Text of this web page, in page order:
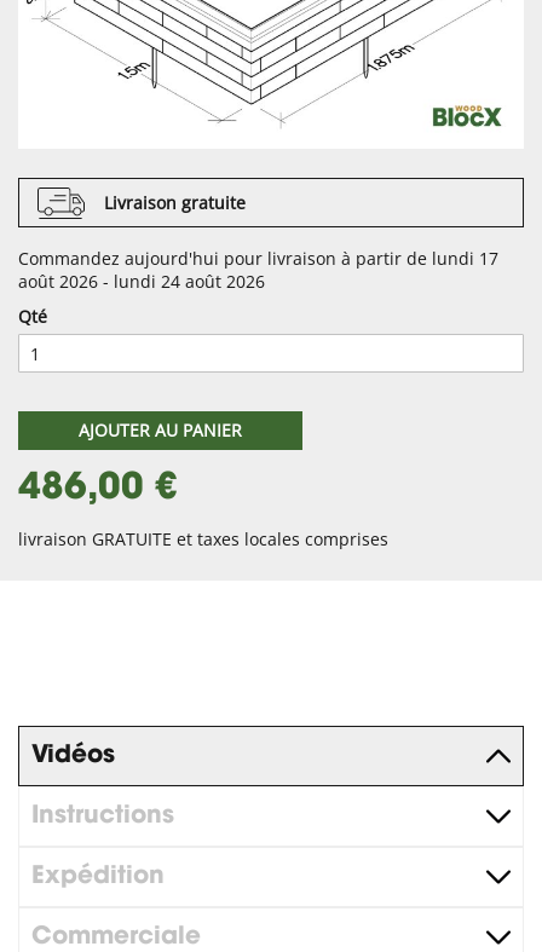
Livraison gratuite
Commandez aujourd'hui pour livraison à partir de lundi 17
août 2026 - lundi 24 août 2026
Qté
AJOUTER AU PANIER
486,00 €
livraison GRATUITE et taxes locales comprises
Vidéos
Instructions
Expédition
Commerciale